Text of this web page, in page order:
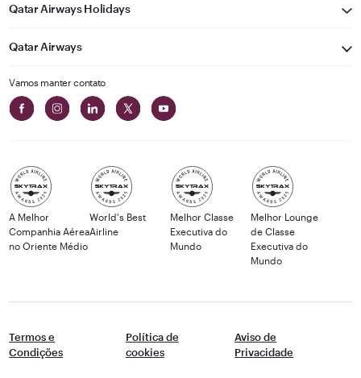
Qatar Airways Holidays
Qatar Airways
Vamos manter contato
A Melhor
Companhia Aérea
no Oriente Médio
World's Best
Airline
Melhor Classe
Executiva do
Mundo
Melhor Lounge
de Classe
Executiva do
Mundo
Termos e
Condições
Política de
cookies
Aviso de
Privacidade